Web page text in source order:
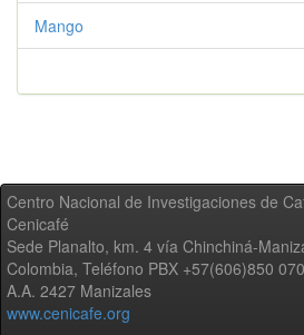
Mango
Centro Nacional de Investigaciones de
Cenicafé
Sede Planalto, km. 4 vía Chinchiná-
Colombia, Teléfono PBX +57(606)850
A.A. 2427 Manizales
www.cenicafe.org